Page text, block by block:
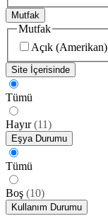
Mutfak
Mutfak
Açık (Amerikan)
Site İçerisinde
Tümü
Hayır (11)
Eşya Durumu
Tümü
Boş (10)
Kullanım Durumu